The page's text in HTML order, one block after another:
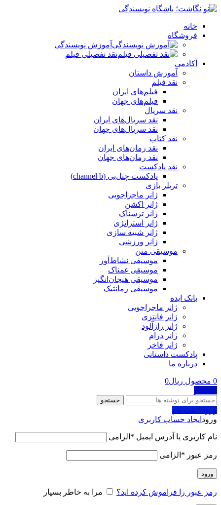
خانه
فروشگاه
آموزش نویسندگی
نقد تفصیلی فیلم
آکادمی
آموزش داستان
نقد فیلم
فیلم‌های ایران
فیلم‌های جهان
نقد سریال
نقد سریال‌های ایران
نقد سریال‌های جهان
نقد کتاب
نقد رمان‌های ایران
نقد رمان‌های جهان
نقد پادکست
پادکست چنل‌بی (channel b)
تریلر بازی
ژانر ماجراجویی
ژانر اکشن
ژانر ترسناک
ژانر استراتژی
ژانر شبیه سازی
ژانر ورزشی
موسیقی متن
موسیقی نشاط‌آور
موسیقی غمناک
موسیقی هیجان‌انگیز
موسیقی رمانتیک
بانک ایده
ژانر ماجراجویی
ژانر فانتزی
ژانر رازآلود
ژانر درام
ژانر فاخر
پادکست‌‌ داستانی
درباره ما
0 محصول ریال0
جستجو
جستجو
ورود / ثبت نام
ورود ایجاد حساب کاربری
نام کاربری یا آدرس ایمیل * الزامی
رمز عبور * الزامی
ورود
رمز عبور را فراموش کرده اید؟ مرا به خاطر بسپار